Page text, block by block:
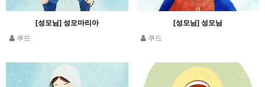
[성모님] 성모마리아
쿠드
[성모님] 성모님
쿠드